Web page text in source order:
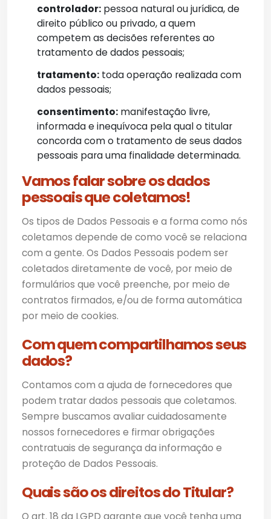
controlador: pessoa natural ou jurídica, de
direito público ou privado, a quem
competem as decisões referentes ao
tratamento de dados pessoais;
tratamento: toda operação realizada com
dados pessoais;
consentimento: manifestação livre,
informada e inequívoca pela qual o titular
concorda com o tratamento de seus dados
pessoais para uma finalidade determinada.
Vamos falar sobre os dados
pessoais que coletamos!
Os tipos de Dados Pessoais e a forma como nós
coletamos depende de como você se relaciona
com a gente. Os Dados Pessoais podem ser
coletados diretamente de você, por meio de
formulários que você preenche, por meio de
contratos firmados, e/ou de forma automática
por meio de cookies.
Com quem compartilhamos seus
dados?
Contamos com a ajuda de fornecedores que
podem tratar dados pessoais que coletamos.
Sempre buscamos avaliar cuidadosamente
nossos fornecedores e firmar obrigações
contratuais de segurança da informação e
proteção de Dados Pessoais.
Quais são os direitos do Titular?
O art. 18 da LGPD garante que você tenha uma